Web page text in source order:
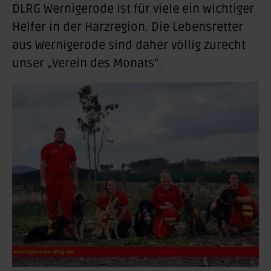
DLRG Wernigerode ist für viele ein wichtiger
Helfer in der Harzregion. Die Lebensretter
aus Wernigerode sind daher völlig zurecht
unser „Verein des Monats“.